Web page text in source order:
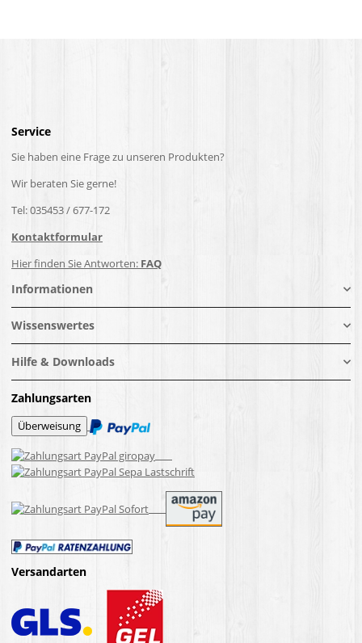
Service
Sie haben eine Frage zu unseren Produkten?
Wir beraten Sie gerne!
Tel: 035453 / 677-172
Kontaktformular
Hier finden Sie Antworten: FAQ
Informationen
Wissenswertes
Hilfe & Downloads
Zahlungsarten
Versandarten